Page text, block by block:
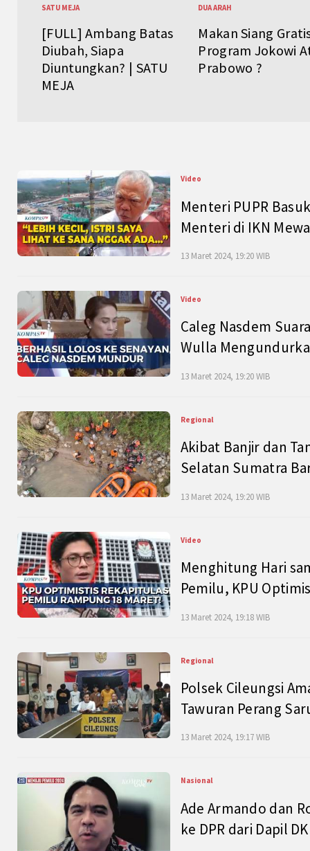
SATU MEJA
[FULL] Ambang Batas
Diubah, Siapa
Diuntungkan? | SATU
MEJA
DUA ARAH
Makan Siang
Program Jokowi
Prabowo ?
Video
Menteri PUPR
Menteri di IKN
13 Maret 2024, 19:20 WIB
Video
Caleg Nasdem
Wulla
13 Maret 2024, 19:20 WIB
Regional
Akibat Banjir dan
Selatan Sumatra
13 Maret 2024, 19:20 WIB
Video
Menghitung Hari
Pemilu, KPU
13 Maret 2024, 19:18 WIB
Regional
Polsek Cileungsi
Tawuran Perang
13 Maret 2024, 19:17 WIB
Nasional
Ade Armando dan
ke DPR dari Dapil